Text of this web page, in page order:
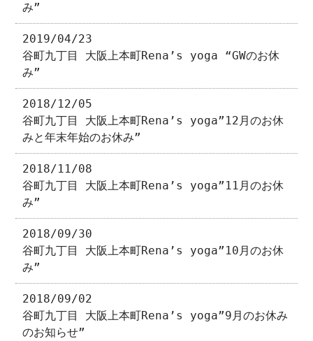
み”
2019/04/23
谷町九丁目 大阪上本町Rena’s yoga “GWのお休
み”
2018/12/05
谷町九丁目 大阪上本町Rena’s yoga”12月のお休
みと年末年始のお休み”
2018/11/08
谷町九丁目 大阪上本町Rena’s yoga”11月のお休
み”
2018/09/30
谷町九丁目 大阪上本町Rena’s yoga”10月のお休
み”
2018/09/02
谷町九丁目 大阪上本町Rena’s yoga”9月のお休み
のお知らせ”